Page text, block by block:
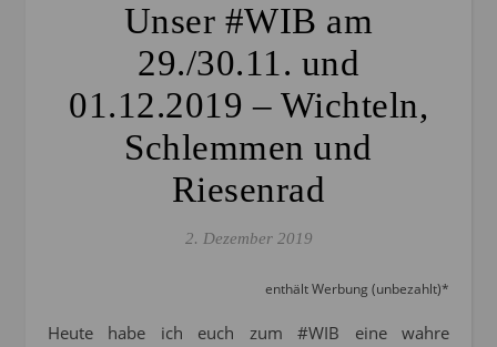
Unser #WIB am
29./30.11. und
01.12.2019 – Wichteln,
Schlemmen und
Riesenrad
2. Dezember 2019
enthält Werbung (unbezahlt)*
Heute habe ich euch zum #WIB eine wahre